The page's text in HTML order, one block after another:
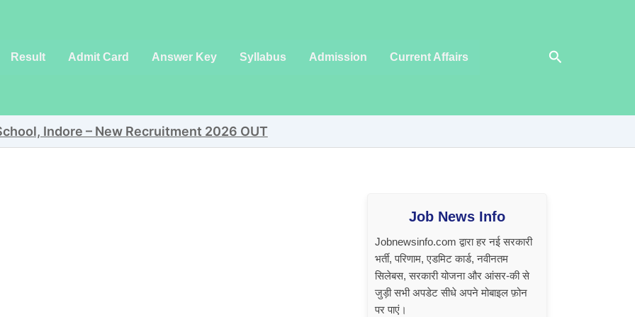
Result Admit Card Answer Key Syllabus Admission Current Affairs Search
Indore – New Recruitment 2026 OUT
Job News Info
Jobnewsinfo.com द्वारा हर नई सरकारी
भर्ती, परिणाम, एडमिट कार्ड, नवीनतम
सिलेबस, सरकारी योजना और आंसर-की से
जुड़ी सभी अपडेट सीधे अपने मोबाइल फ़ोन
पर पाएं।